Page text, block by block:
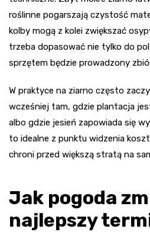
roślinne pogarszają czystość
kolby mogą z kolei zwiększać
trzeba dopasować nie tylko do
sprzętem będzie prowadzony
W praktyce na ziarno często
wcześniej tam, gdzie plantacja
albo gdzie jesień zapowiada się
to idealne z punktu widzenia
chroni przed większą stratą na
Jak pogoda
najlepszy